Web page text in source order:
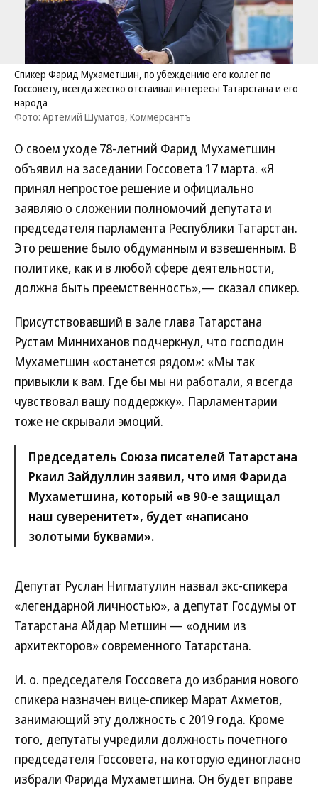
Спикер Фарид Мухаметшин, по убеждению его коллег по
Госсовету, всегда жестко отстаивал интересы Татарстана и его
народа
Фото: Артемий Шуматов, Коммерсантъ
О своем уходе 78-летний Фарид Мухаметшин
объявил на заседании Госсовета 17 марта. «Я
принял непростое решение и официально
заявляю о сложении полномочий депутата и
председателя парламента Республики Татарстан.
Это решение было обдуманным и взвешенным. В
политике, как и в любой сфере деятельности,
должна быть преемственность»,— сказал спикер.
Присутствовавший в зале глава Татарстана
Рустам Минниханов подчеркнул, что господин
Мухаметшин «останется рядом»: «Мы так
привыкли к вам. Где бы мы ни работали, я всегда
чувствовал вашу поддержку». Парламентарии
тоже не скрывали эмоций.
Председатель Союза писателей Татарстана
Ркаил Зайдуллин заявил, что имя Фарида
Мухаметшина, который «в 90-е защищал
наш суверенитет», будет «написано
золотыми буквами».
Депутат Руслан Нигматулин назвал экс-спикера
«легендарной личностью», а депутат Госдумы от
Татарстана Айдар Метшин — «одним из
архитекторов» современного Татарстана.
И. о. председателя Госсовета до избрания нового
спикера назначен вице-спикер Марат Ахметов,
занимающий эту должность с 2019 года. Кроме
того, депутаты учредили должность почетного
председателя Госсовета, на которую единогласно
избрали Фарида Мухаметшина. Он будет вправе